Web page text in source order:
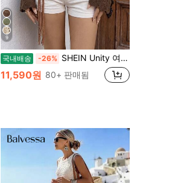
9
국내배송 -26% SHEIN Unity 여성 봄 여름 캐주얼 솔리드 컬러 비어있는 니트 크롭트 가디건, 긴팔 탑
11,590원 80+ 판매됨